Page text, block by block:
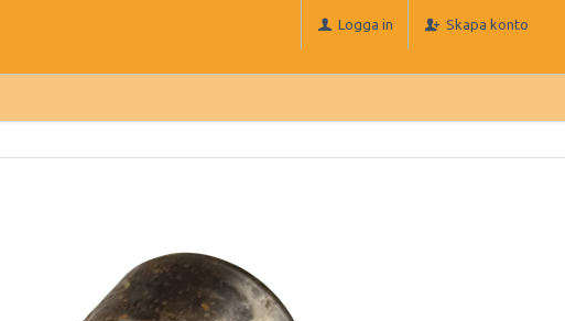
Logga in Skapa konto